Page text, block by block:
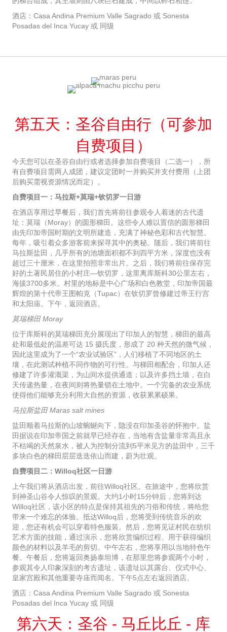
酒店：Casa Andina Premium Valle Sagrado 或 Sonesta
Posadas del Inca Yucay 或 同级
第五天：圣谷自由行（可参加
自费项目）
今天您可以在圣谷自由行或者选择参加自费项目（二选一），所
有自费项目需两人成团，建议定团时一并购买并支付费用（上团
后购买需视资源情况而定）。
自费项目一：马拉斯+莫瑞+钦切罗一日游
在酒店享用过早餐后，我们首先将前往参观令人着迷的古代遗
址：莫瑞（Moray）的圆形梯田。这些令人难以置信的圆形梯田
由先印加帝国时期的文明所建造，充满了神秘色彩和古代智慧。
每年，吸引着众多游客前来探寻其中的奥秘。随后，我们将前往
马拉斯盐田，几乎所有的池塘面积都不到四平方米，深度也没有
超过三十厘米，在这里拍照非常出片。之后，我们将前往保存完
好的土著民居住的小村庄—钦切罗，这里离库斯科30公里左右，
海拔3700多米。村里的地标是中心广场和白色教堂，印加帝国最
辉煌的第十代帝王图帕克（Tupac）在钦切罗曾修建过帝王行宫
和太阳庙。下午，返回酒店。
莫瑞梯田 Moray
位于库斯科的莫瑞梯田充分展现出了印加人的智慧，梯田的最高
处和最低处的温差可达 15 摄氏度，形成了 20 种天然的微气候，
因此这里成为了一个“农业试验区”，人们移植了不同地区的土
壤，在此测试种植不同作物的可行性。与梯田相配合，印加人还
修建了许多灌溉渠，为山间水提供通道；以及许多挡土墙，在白
天传递热量，在夜间则将热量锁在土地中。一个完备的农业系统
使得他们能够充分利用大自然的资源，收获累累硕果。
马拉斯盐田 Maras salt mines
盐田顺着马拉斯的山坡蜿蜒向下，隐没在印加圣谷的怀抱中。盐
田据说在印加帝国之前就早已经存在，当地有含盐量非常高且永
不枯竭的天然泉水，被人为控制分流到5平米见方的盐田中，三千
多块白色的梯田层层迭迭依山而建，蔚为壮观。
自费项目二：Willoq社区一日游
上午我们将从酒店出发，前往Willoq社区。在旅途中，您将欣赏
到神圣山谷令人惊叹的景观。大约1小时15分钟后，您将到达
Willoq社区，该小区的特点是保持其祖先的习俗和传统，将给您
带来一个难忘的体验。抵达Willoq后，您将受到传统音乐的欢
迎，您还有机会可以穿着特色服装。然后，您将见证村民在纺织
艺术方面的技能，通过演示，您将欣赏编织过程、用于获得编织
颜色的材料以及羊毛的剪切。中午左右，您将享用以当地特色午
餐。午餐后，您将返回奥扬泰坦博，在那里您将参观两个小时，
参观其令人印象深刻的考古遗址，该遗址以其露台、仪式中心、
皇家宫殿和其他重要寺庙而闻名。下午5点左右返回酒店。
酒店：Casa Andina Premium Valle Sagrado 或 Sonesta
Posadas del Inca Yucay 或 同级
第六天：圣谷 - 马丘比丘 - 库